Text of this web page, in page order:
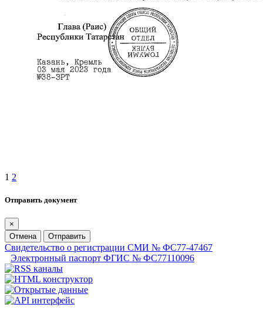
1 2
Отправить документ
×
Отмена
Отправить
Свидетельство о регистрации СМИ № ФС77-47467
Электронный паспорт ФГИС № ФС77110096